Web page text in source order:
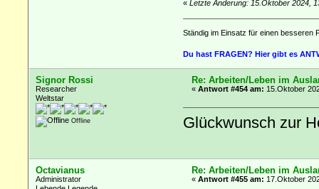
« Letzte Änderung: 15.Oktober 2024,
Ständig im Einsatz für einen besseren
Du hast FRAGEN? Hier gibt es
Signor Rossi
Researcher
Weltstar
Offline
Re: Arbeiten/Leben im
«Antwort #454 am: 15.Oktober
Glückwunsch zur
Octavianus
Administrator
Re: Arbeiten/Leben im
«Antwort #455 am: 17.Oktober